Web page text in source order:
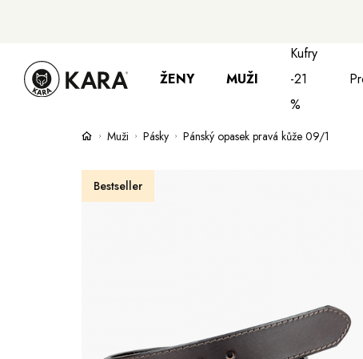
ŽENY
Bundy, kabáty a saka
MUŽI
Bundy, kabáty a
Kufry
-21
%
Muži Pásky Pánský opasek pravá kůže 09/1
Bestseller